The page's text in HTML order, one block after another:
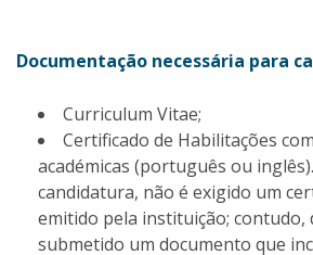
Documentação necessária para
Curriculum Vitae;
Certificado de Habilitações
académicas (português ou
candidatura, não é exigido um
emitido pela instituição; contudo,
submetido um documento que